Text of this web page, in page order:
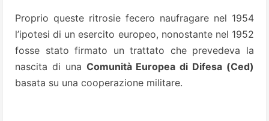
Proprio queste ritrosie fecero naufragare nel 1954
l’ipotesi di un esercito europeo, nonostante nel 1952
fosse stato firmato un trattato che prevedeva la
nascita di una Comunità Europea di Difesa (Ced)
basata su una cooperazione militare.